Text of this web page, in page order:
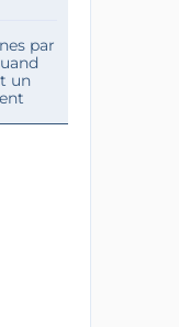
par
un